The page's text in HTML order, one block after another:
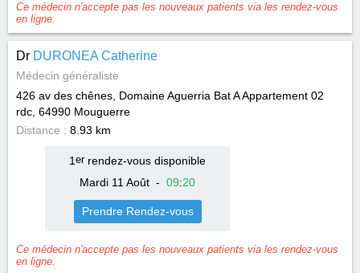
Ce médecin n'accepte pas les nouveaux patients via les rendez-vous
en ligne.
Dr DURONEA Catherine
Médecin généraliste
426 av des chênes, Domaine Aguerria Bat A Appartement 02
rdc, 64990 Mouguerre
Distance : 8.93 km
1 errendez-vous disponible
Mardi 11 Août - 09:20
Prendre Rendez-vous
Ce médecin n'accepte pas les nouveaux patients via les rendez-vous
en ligne.